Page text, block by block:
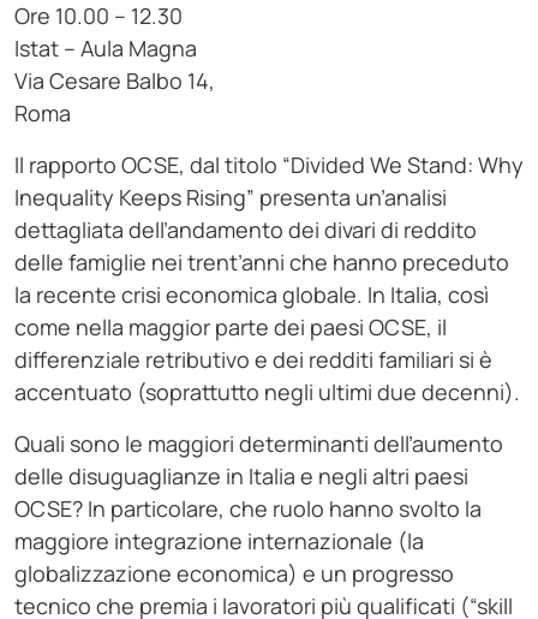
Ore 10.00 – 12.30
Istat – Aula Magna
Via Cesare Balbo 14,
Roma
Il rapporto OCSE, dal titolo “Divided We Stand: Why
Inequality Keeps Rising” presenta un’analisi
dettagliata dell’andamento dei divari di reddito
delle famiglie nei trent’anni che hanno preceduto
la recente crisi economica globale. In Italia, così
come nella maggior parte dei paesi OCSE, il
differenziale retributivo e dei redditi familiari si è
accentuato (soprattutto negli ultimi due decenni).
Quali sono le maggiori determinanti dell’aumento
delle disuguaglianze in Italia e negli altri paesi
OCSE? In particolare, che ruolo hanno svolto la
maggiore integrazione internazionale (la
globalizzazione economica) e un progresso
tecnico che premia i lavoratori più qualificati (“skill